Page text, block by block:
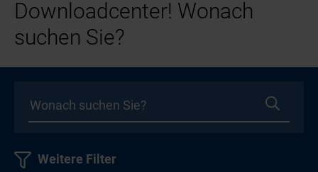
Downloadcenter! Wonach
suchen Sie?
Weitere Filter